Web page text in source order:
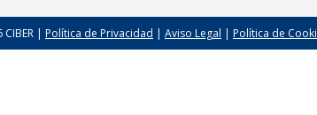
| Política de Privacidad | Aviso Legal | Política de